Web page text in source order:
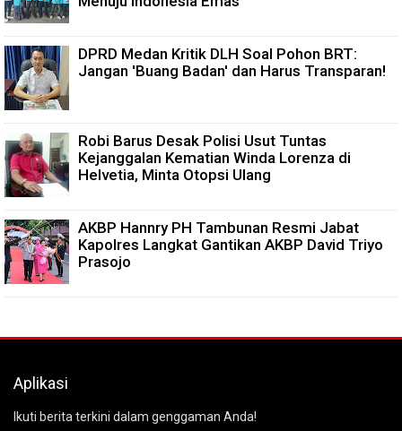
DPRD Medan Kritik DLH Soal Pohon BRT:
Jangan 'Buang Badan' dan Harus Transparan!
Robi Barus Desak Polisi Usut Tuntas
Kejanggalan Kematian Winda Lorenza di
Helvetia, Minta Otopsi Ulang
AKBP Hannry PH Tambunan Resmi Jabat
Kapolres Langkat Gantikan AKBP David Triyo
Prasojo
Aplikasi
Ikuti berita terkini dalam genggaman Anda!